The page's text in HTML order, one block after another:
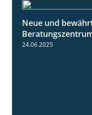
Neue und
24.06.2025